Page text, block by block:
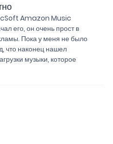
Amazon Music
его, он очень прост в
Пока у меня не было
что наконец нашел
музыки, которое